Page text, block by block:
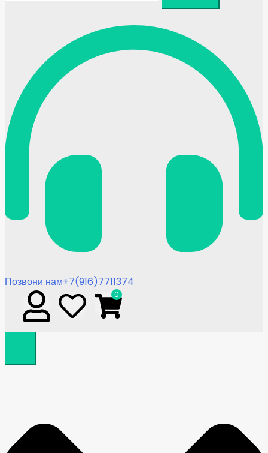
Позвони нам+7(916)7711374
0